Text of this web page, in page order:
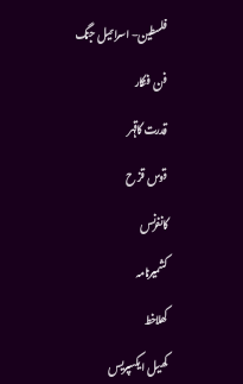
فلسطین- اسرائیل جنگ
فن فنکار
قدرت کاقہر
قوس قزح
کانفرنس
کشمیرنامہ
کھلاخط
کھیل ایکسپریس